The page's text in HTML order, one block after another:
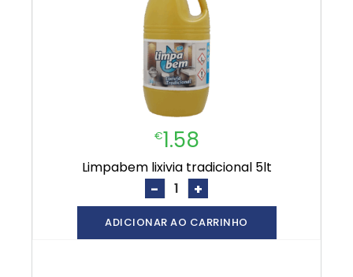
€1.58
limpabem lixivia tradicional 5lt
- +
ADICIONAR AO CARRINHO